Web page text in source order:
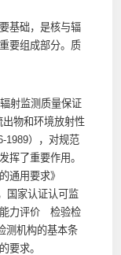
基础，是核与辐
要组成部分。质
射监测质量保证
物和环境放射性
1989），对规范
挥了重要作用。
通用要求》
国家认证认可监
能力评价 检验检
测机构的基本条
要求。